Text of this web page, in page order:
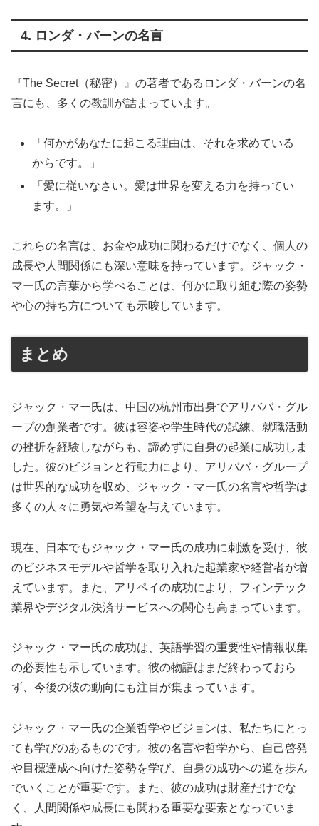
4. ロンダ・バーンの名言
『The Secret（秘密）』の著者であるロンダ・バーンの名
言にも、多くの教訓が詰まっています。
「何かがあなたに起こる理由は、それを求めている
からです。」
「愛に従いなさい。愛は世界を変える力を持ってい
ます。」
これらの名言は、お金や成功に関わるだけでなく、個人の
成長や人間関係にも深い意味を持っています。ジャック・
マー氏の言葉から学べることは、何かに取り組む際の姿勢
や心の持ち方についても示唆しています。
まとめ
ジャック・マー氏は、中国の杭州市出身でアリババ・グル
ープの創業者です。彼は容姿や学生時代の試練、就職活動
の挫折を経験しながらも、諦めずに自身の起業に成功しま
した。彼のビジョンと行動力により、アリババ・グループ
は世界的な成功を収め、ジャック・マー氏の名言や哲学は
多くの人々に勇気や希望を与えています。
現在、日本でもジャック・マー氏の成功に刺激を受け、彼
のビジネスモデルや哲学を取り入れた起業家や経営者が増
えています。また、アリペイの成功により、フィンテック
業界やデジタル決済サービスへの関心も高まっています。
ジャック・マー氏の成功は、英語学習の重要性や情報収集
の必要性も示しています。彼の物語はまだ終わっておら
ず、今後の彼の動向にも注目が集まっています。
ジャック・マー氏の企業哲学やビジョンは、私たちにとっ
ても学びのあるものです。彼の名言や哲学から、自己啓発
や目標達成へ向けた姿勢を学び、自身の成功への道を歩ん
でいくことが重要です。また、彼の成功は財産だけでな
く、人間関係や成長にも関わる重要な要素となっていま